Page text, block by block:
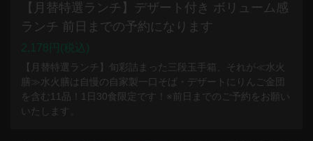
【月替特選ランチ】デザート付き ボリューム感
ランチ 前日までの予約になります
2,178円 (税込)
【月替特選ランチ】旬彩詰まった三段玉手箱、それが≪水火
膳≫水火膳は自慢の自家製一口そば・デザートにりんご金団
を含む11品！1日30食限定です！※前日までのご予約をお願い
いたします。